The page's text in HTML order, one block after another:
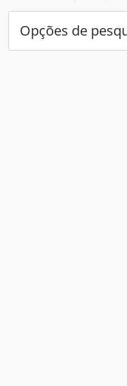
Opções de